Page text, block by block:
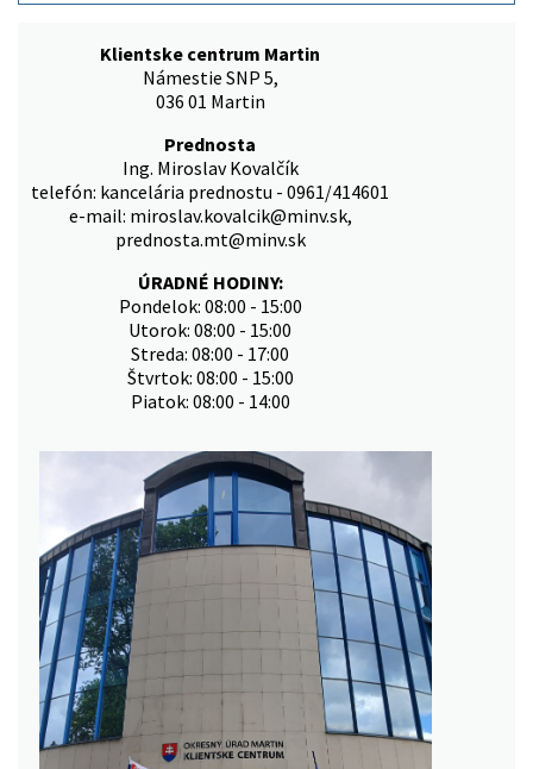
Klientske centrum Martin
Námestie SNP 5,
036 01 Martin
Prednosta
Ing. Miroslav Kovalčík
telefón: kancelária prednostu - 0961/414601
e-mail: miroslav.kovalcik@minv.sk,
prednosta.mt@minv.sk
ÚRADNÉ HODINY:
Pondelok: 08:00 - 15:00
Utorok: 08:00 - 15:00
Streda: 08:00 - 17:00
Štvrtok: 08:00 - 15:00
Piatok: 08:00 - 14:00